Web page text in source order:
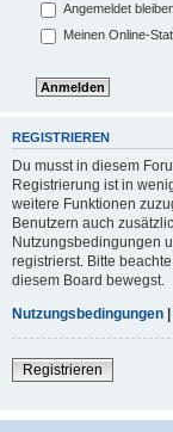
Angemeldet
Meinen Online-
REGISTRIEREN
Du musst in diesem
Registrierung ist in
weitere Funktionen
Benutzern auch
Nutzungsbedingungen
registrierst. Bitte
diesem Board bewegst.
Nutzungsbedingungen |
Registrieren